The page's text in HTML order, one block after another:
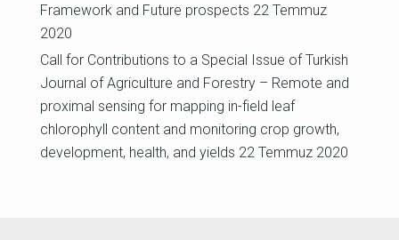
Framework and Future prospects 22 Temmuz
2020
Call for Contributions to a Special Issue of Turkish
Journal of Agriculture and Forestry – Remote and
proximal sensing for mapping in-field leaf
chlorophyll content and monitoring crop growth,
development, health, and yields 22 Temmuz 2020